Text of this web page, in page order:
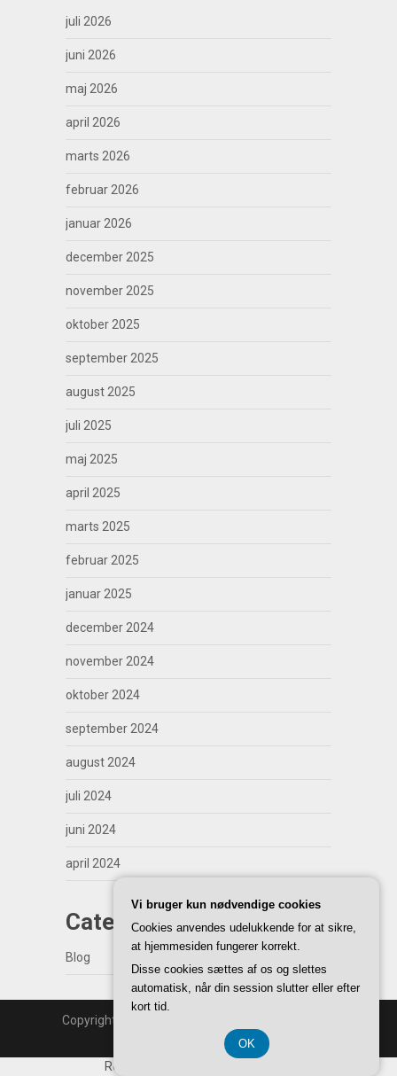
juli 2026
juni 2026
maj 2026
april 2026
marts 2026
februar 2026
januar 2026
december 2025
november 2025
oktober 2025
september 2025
august 2025
juli 2025
maj 2025
april 2025
marts 2025
februar 2025
januar 2025
december 2024
november 2024
oktober 2024
september 2024
august 2024
juli 2024
juni 2024
april 2024
Categories
Blog
Copyright | WordPress Theme by
Back to Top ↑
Registreringsnummer 374 077 39
Vi bruger kun nødvendige cookies
Cookies anvendes udelukkende for at sikre,
at hjemmesiden fungerer korrekt.
Disse cookies sættes af os og slettes
automatisk, når din session slutter eller efter
kort tid.
OK